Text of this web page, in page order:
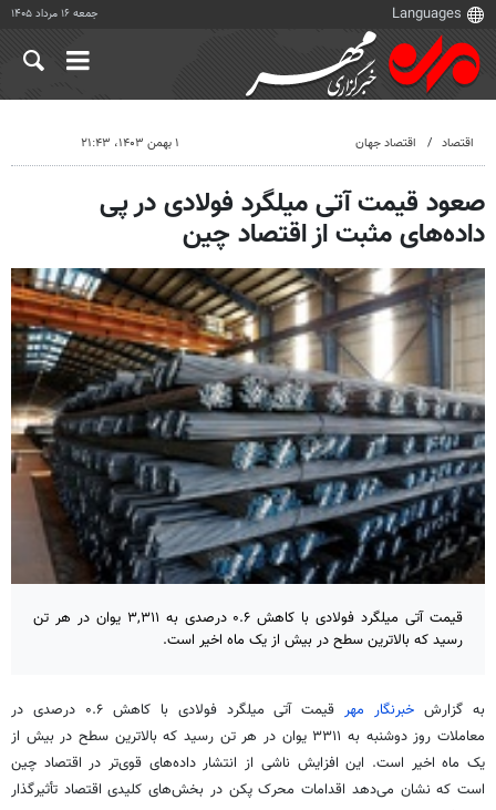
جمعه ۱۶ مرداد ۱۴۰۵
اقتصاد اقتصاد جهان ۱ بهمن ۱۴۰۳، ۲۱:۴۳
صعود قیمت آتی میلگرد فولادی در پی
داده‌های مثبت از اقتصاد چین
قیمت آتی میلگرد فولادی با کاهش ۰.۶ درصدی به ۳,۳۱۱ یوان در هر تن
رسید که بالاترین سطح در بیش از یک ماه اخیر است.
به گزارش خبرنگار مهر
قیمت آتی میلگرد فولادی با کاهش ۰.۶ درصدی در
معاملات روز دوشنبه به ۳۳۱۱ یوان در هر تن رسید که بالاترین سطح در بیش از
یک ماه اخیر است. این افزایش ناشی از انتشار داده‌های قوی‌تر در اقتصاد چین
است که نشان می‌دهد اقدامات محرک پکن در بخش‌های کلیدی اقتصاد تأثیرگذار